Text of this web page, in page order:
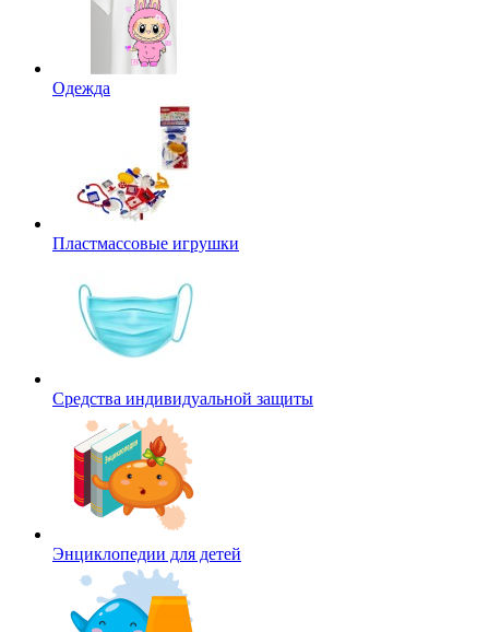
Одежда
Пластмассовые игрушки
Средства индивидуальной защиты
Энциклопедии для детей